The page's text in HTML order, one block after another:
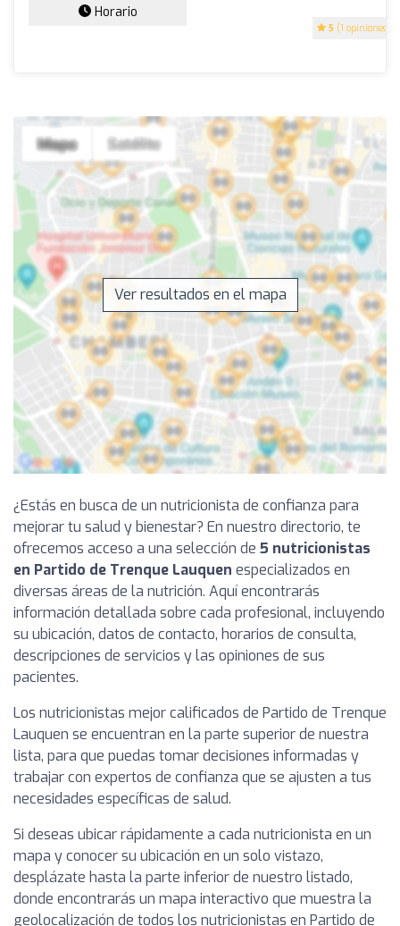
5 (1 opiniones)
Horario
Ver resultados en el mapa
¿Estás en busca de un nutricionista de confianza para
mejorar tu salud y bienestar? En nuestro directorio, te
ofrecemos acceso a una selección de 5 nutricionistas
en Partido de Trenque Lauquen especializados en
diversas áreas de la nutrición. Aquí encontrarás
información detallada sobre cada profesional, incluyendo
su ubicación, datos de contacto, horarios de consulta,
descripciones de servicios y las opiniones de sus
pacientes.
Los nutricionistas mejor calificados de Partido de Trenque
Lauquen se encuentran en la parte superior de nuestra
lista, para que puedas tomar decisiones informadas y
trabajar con expertos de confianza que se ajusten a tus
necesidades específicas de salud.
Si deseas ubicar rápidamente a cada nutricionista en un
mapa y conocer su ubicación en un solo vistazo,
desplázate hasta la parte inferior de nuestro listado,
donde encontrarás un mapa interactivo que muestra la
geolocalización de todos los nutricionistas en Partido de